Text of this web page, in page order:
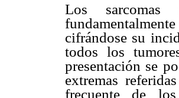
Los sarcomas
cifrándose su
todos los
presentación se
extremas
frecuente de los